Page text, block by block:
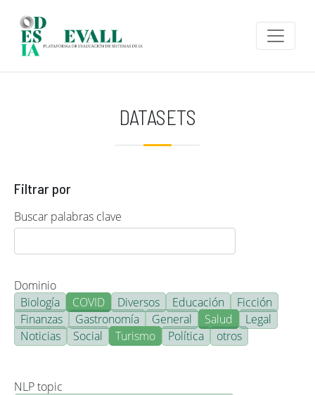
DATASETS
Filtrar por
Buscar palabras clave
Dominio
Biología
COVID Diversos Educación
Ficción
Finanzas
Gastronomía General Salud
Legal
Noticias
Social Turismo Política otros
NLP topic